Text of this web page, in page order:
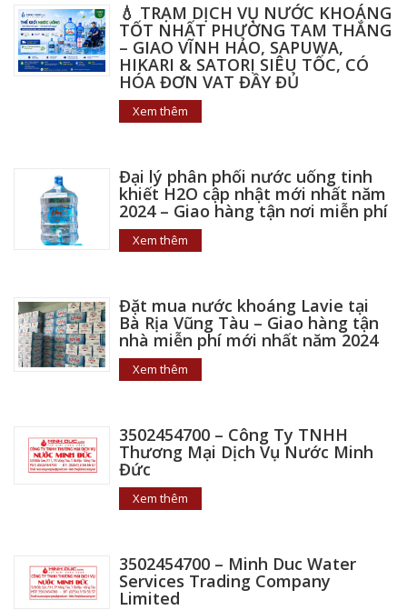
💧 TRẠM DỊCH VỤ NƯỚC KHOÁNG
TỐT NHẤT PHƯỜNG TAM THẮNG
– GIAO VĨNH HẢO, SAPUWA,
HIKARI & SATORI SIÊU TỐC, CÓ
HÓA ĐƠN VAT ĐẦY ĐỦ
Xem thêm
Đại lý phân phối nước uống tinh
khiết H2O cập nhật mới nhất năm
2024 – Giao hàng tận nơi miễn phí
Xem thêm
Đặt mua nước khoáng Lavie tại
Bà Rịa Vũng Tàu – Giao hàng tận
nhà miễn phí mới nhất năm 2024
Xem thêm
3502454700 – Công Ty TNHH
Thương Mại Dịch Vụ Nước Minh
Đức
Xem thêm
3502454700 – Minh Duc Water
Services Trading Company
Limited